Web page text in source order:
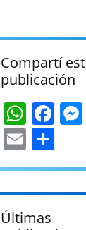
Compartí
publicación
Email
Últimas